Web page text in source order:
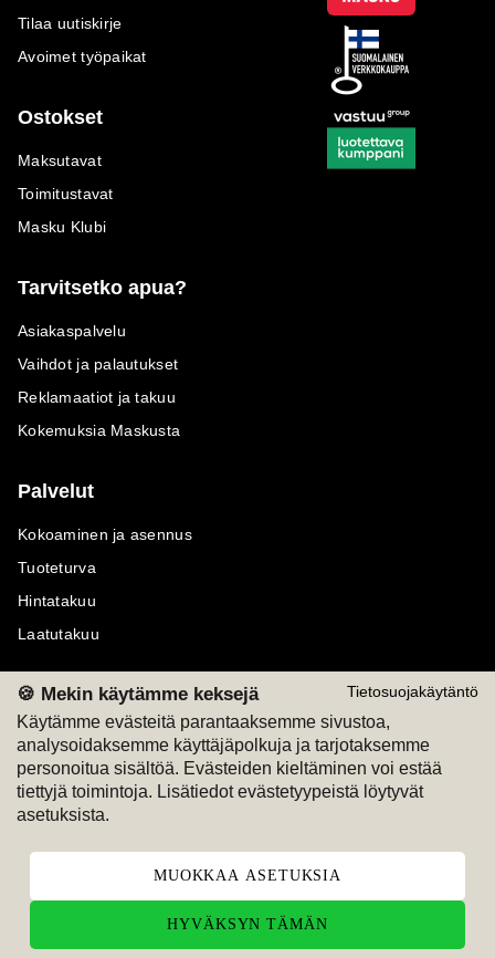
Tietosuojakäytäntö
🍪 Mekin käytämme keksejä
Käytämme evästeitä parantaaksemme sivustoa,
analysoidaksemme käyttäjäpolkuja ja tarjotaksemme
personoitua sisältöä. Evästeiden kieltäminen voi estää
tiettyjä toimintoja. Lisätiedot evästetyypeistä löytyvät
asetuksista.
MUOKKAA ASETUKSIA
HYVÄKSYN TÄMÄN
Tilaa uutiskirje
Avoimet työpaikat
Ostokset
Maksutavat
Toimitustavat
Masku Klubi
Tarvitsetko apua?
Asiakaspalvelu
Vaihdot ja palautukset
Reklamaatiot ja takuu
Kokemuksia Maskusta
Palvelut
Kokoaminen ja asennus
Tuoteturva
Hintatakuu
Laatutakuu
Maksutavat
M
Seuraa meitä